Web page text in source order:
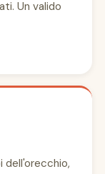
Un valido
dell'orecchio,